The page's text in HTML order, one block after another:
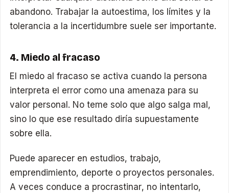
abandono. Trabajar la autoestima, los límites y la
tolerancia a la incertidumbre suele ser importante.
4. Miedo al fracaso
El miedo al fracaso se activa cuando la persona
interpreta el error como una amenaza para su
valor personal. No teme solo que algo salga mal,
sino lo que ese resultado diría supuestamente
sobre ella.
Puede aparecer en estudios, trabajo,
emprendimiento, deporte o proyectos personales.
A veces conduce a procrastinar, no intentarlo,